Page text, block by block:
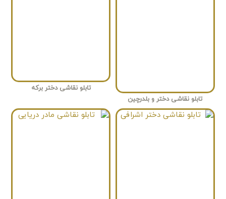
تابلو نقاشی دختر و بلدرچین
تابلو نقاشی دختر برکه